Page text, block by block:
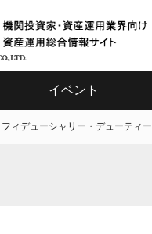
イベント
フィデューシャリー・デューティー